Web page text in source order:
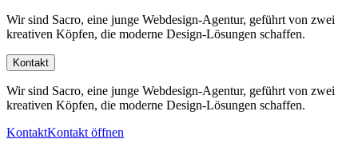
Wir sind Sacro, eine junge Webdesign-Agentur, geführt von zwei
kreativen Köpfen, die moderne Design-Lösungen schaffen.
Kontakt
Wir sind Sacro, eine junge Webdesign-Agentur, geführt von zwei
kreativen Köpfen, die moderne Design-Lösungen schaffen.
KontaktKontakt öffnen